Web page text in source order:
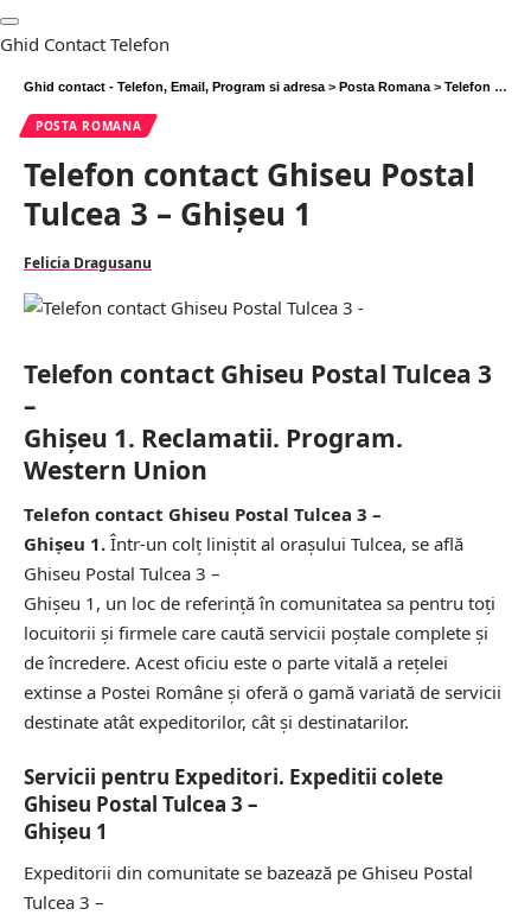
Ghid Contact Telefon
Ghid contact - Telefon, Email, Program si adresa > Posta Romana > Telefon contact Ghiseu Postal Tulcea 3 – Ghişeu 1
POSTA ROMANA
Telefon contact Ghiseu Postal
Tulcea 3 – Ghişeu 1
Felicia Dragusanu
Telefon contact Ghiseu Postal Tulcea 3
–
Ghişeu 1. Reclamatii. Program.
Western Union
Telefon contact Ghiseu Postal Tulcea 3 –
Ghişeu 1. Într-un colț liniștit al orașului Tulcea, se află
Ghiseu Postal Tulcea 3 –
Ghişeu 1, un loc de referință în comunitatea sa pentru toți
locuitorii și firmele care caută servicii poștale complete și
de încredere. Acest oficiu este o parte vitală a rețelei
extinse a Postei Române și oferă o gamă variată de servicii
destinate atât expeditorilor, cât și destinatarilor.
Servicii pentru Expeditori. Expeditii colete
Ghiseu Postal Tulcea 3 –
Ghişeu 1
Expeditorii din comunitate se bazează pe Ghiseu Postal
Tulcea 3 –